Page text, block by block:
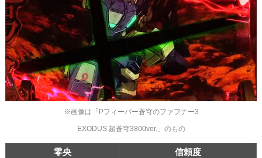
※画像は「Pフィーバー蒼穹のファフナー3
EXODUS 超蒼穹3800ver.」のもの
零央
信頼度